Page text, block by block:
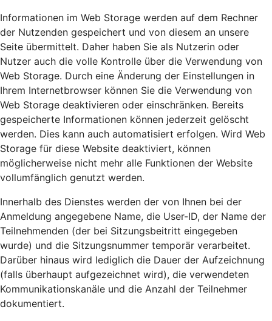
Informationen im Web Storage werden auf dem Rechner
der Nutzenden gespeichert und von diesem an unsere
Seite übermittelt. Daher haben Sie als Nutzerin oder
Nutzer auch die volle Kontrolle über die Verwendung von
Web Storage. Durch eine Änderung der Einstellungen in
Ihrem Internetbrowser können Sie die Verwendung von
Web Storage deaktivieren oder einschränken. Bereits
gespeicherte Informationen können jederzeit gelöscht
werden. Dies kann auch automatisiert erfolgen. Wird Web
Storage für diese Website deaktiviert, können
möglicherweise nicht mehr alle Funktionen der Website
vollumfänglich genutzt werden.
Innerhalb des Dienstes werden der von Ihnen bei der
Anmeldung angegebene Name, die User-ID, der Name der
Teilnehmenden (der bei Sitzungsbeitritt eingegeben
wurde) und die Sitzungsnummer temporär verarbeitet.
Darüber hinaus wird lediglich die Dauer der Aufzeichnung
(falls überhaupt aufgezeichnet wird), die verwendeten
Kommunikationskanäle und die Anzahl der Teilnehmer
dokumentiert.